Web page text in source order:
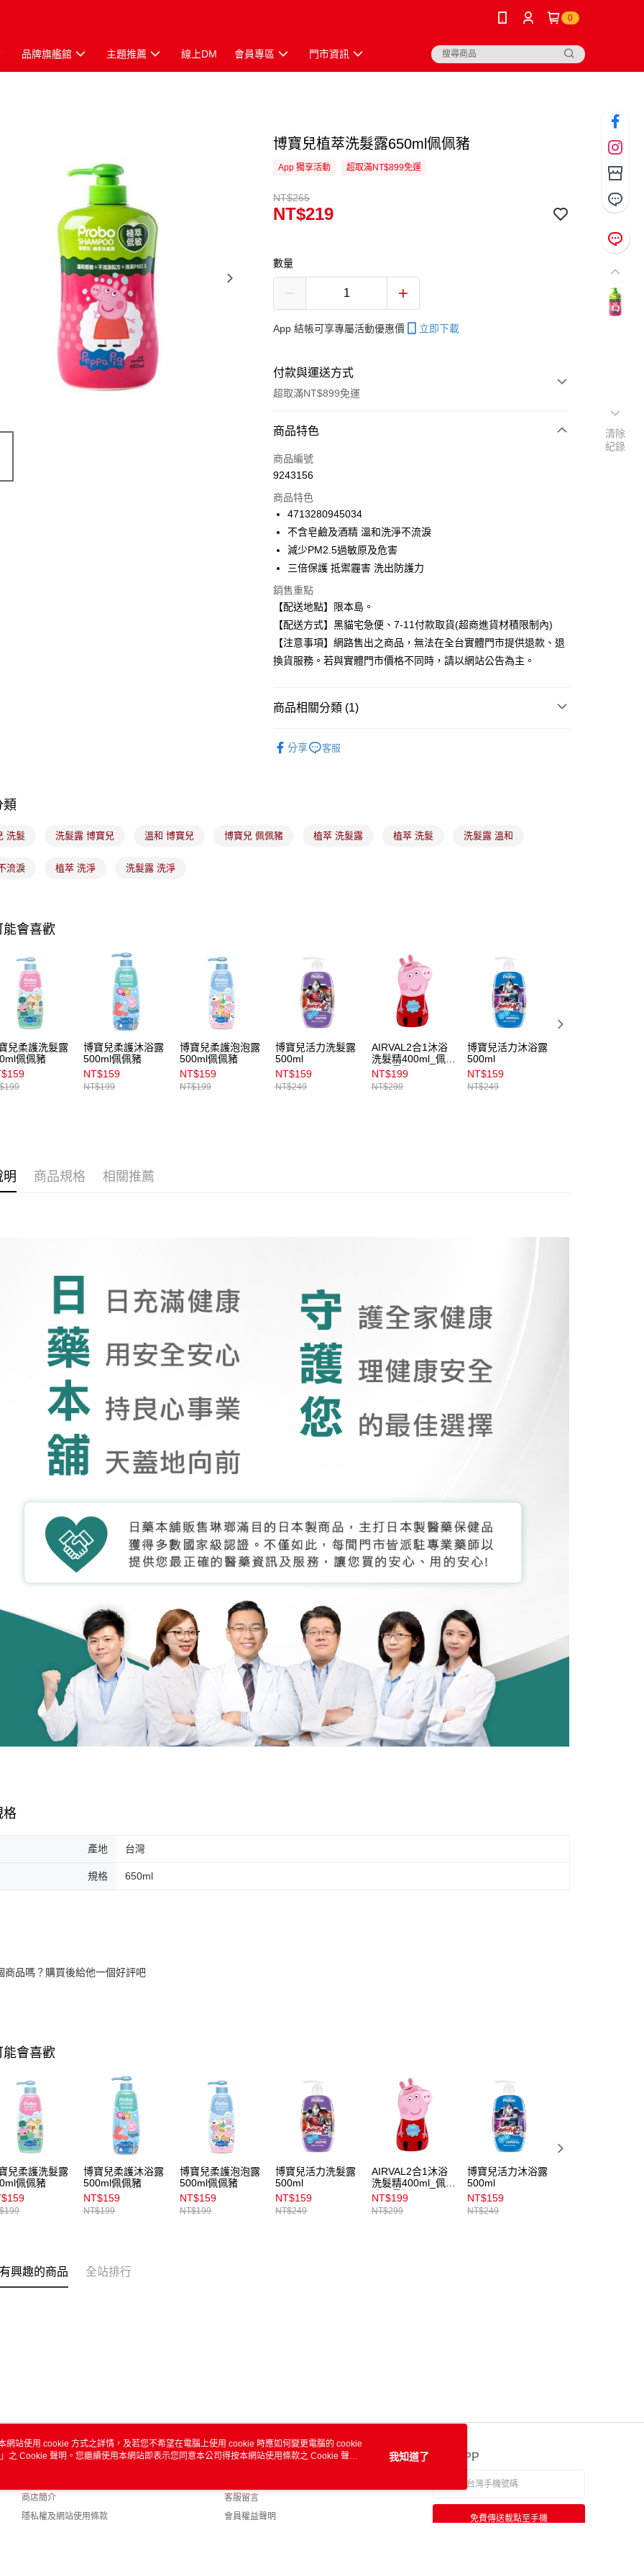
0
品牌旗艦館 主題推薦 線上DM 會員專區 門市資訊
博寶兒植萃洗髮露650ml佩佩豬
App 獨享活動 超取滿NT$899免運
NT$265
NT$219
數量
App 結帳可享專屬活動優惠價 立即下載
付款與運送方式
超取滿NT$899免運
付款方式
信用卡一次付款
合作金庫商業銀行
華南商業銀行
國泰世華商業銀行
臺灣中小企業銀行
匯豐（台灣）商業銀行
聯邦商業銀行
遠東國際商業銀行
玉山商業銀行
星展（台灣）商業銀行
台新國際商業銀行
中國信託商業銀行
超商取貨付款
Apple Pay
街口支付
悠遊付
Google Pay
【大哥付你分期使用說明】
消。如遇「轉專審核」未通過狀況，表示未達大哥付你分期系統評分，恕
1.本服務係由「台灣大哥大股份有限公司」（以下簡稱本公司）所提供，讓
用戶於交易時，得透過本服務購買商品或服務，並由商店將買賣／分期付
款買賣價金債權讓與本公司後，依約使用本公司帳單繳交帳款。
2.基於同意付款使用「大哥付你分期」之契約關係目的，商店將以您的個人
資料（包含姓名、電話或地址）提供予台灣大哥大進項蒐集、處理及利
用，由本公司與您本人進行分期帳單所需資料之確認、核對及更正。
全家取貨付款
付款後7-11取貨
每筆NT$100，滿NT$899(含以上)免運費
付款後門市自取
每筆NT$100，滿NT$399(含以上)免運費
商品特色
商品編號
9243156
商品特色
4713280945034
不含皂鹼及酒精 溫和洗淨不流淚
減少PM2.5過敏原及危害
三倍保護 抵禦霾害 洗出防護力
銷售重點
【配送地點】限本島。
【配送方式】黑貓宅急便、7-11付款取貨(超商進貨材積限制內)
【注意事項】網路售出之商品，無法在全台實體門市提供退款、退
換貨服務。若與實體門市價格不同時，請以網站公告為主。
商品相關分類 (1)
分享
客服
類
洗髮 洗髮露 博寶兒 溫和 博寶兒 博寶兒 佩佩豬 植萃 洗髮露 植萃 洗髮 洗髮露 溫和
流淚 植萃 洗淨 洗髮露 洗淨
能會喜歡
兒柔護洗髮露
佩佩豬
博寶兒柔護沐浴露
500ml佩佩豬
NT$159
NT$199
博寶兒柔護泡泡露
500ml佩佩豬
NT$159
NT$199
博寶兒活力洗髮露
500ml
NT$159
NT$249
AIRVAL2合1沐浴
洗髮精400ml_佩佩
豬限量版
NT$199
NT$299
博寶兒活力沐浴露
500ml
NT$159
NT$249
明 商品規格 相關推薦
格
產地 台灣
規格 650ml
商品嗎？購買後給他一個好評吧
能會喜歡
兒柔護洗髮露
佩佩豬
博寶兒柔護沐浴露
500ml佩佩豬
NT$159
NT$199
博寶兒柔護泡泡露
500ml佩佩豬
NT$159
NT$199
博寶兒活力洗髮露
500ml
NT$159
NT$249
AIRVAL2合1沐浴
洗髮精400ml_佩佩
豬限量版
NT$199
NT$299
博寶兒活力沐浴露
500ml
NT$159
NT$249
興趣的商品 全站排行
關於我們
商店簡介
隱私權及網站使用條款
客服資訊
客服留言
會員權益聲明
官方APP
免費傳送載點至手機
清除
紀錄
網站使用 cookie 方式之詳情，及若您不希望在電腦上使用 cookie 時應如何變更電腦的 cookie
」之 Cookie 聲明。您繼續使用本網站即表示您同意本公司得按本網站使用條款之 Cookie 聲明
我知道了